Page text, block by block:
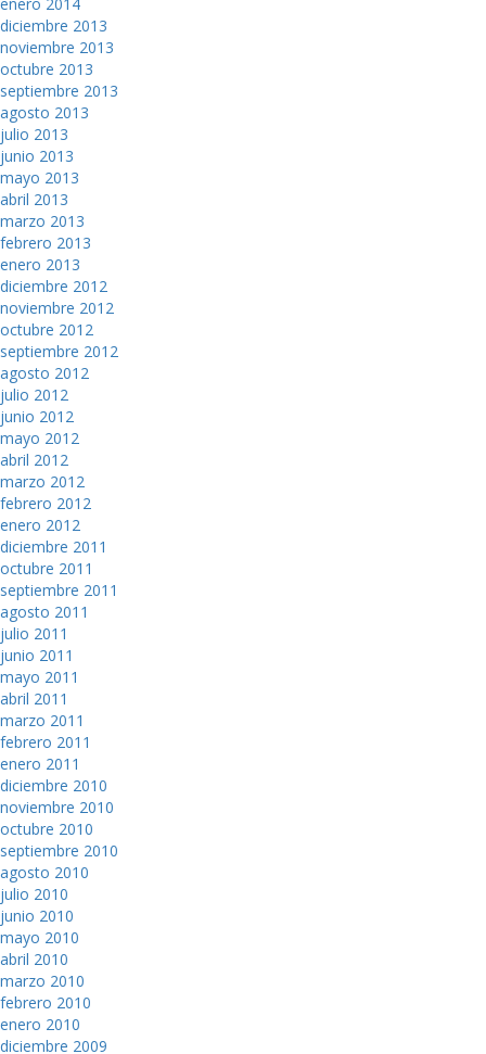
diciembre 2013
noviembre 2013
octubre 2013
septiembre 2013
agosto 2013
julio 2013
junio 2013
mayo 2013
abril 2013
marzo 2013
febrero 2013
enero 2013
diciembre 2012
noviembre 2012
octubre 2012
septiembre 2012
agosto 2012
julio 2012
junio 2012
mayo 2012
abril 2012
marzo 2012
febrero 2012
enero 2012
diciembre 2011
octubre 2011
septiembre 2011
agosto 2011
julio 2011
junio 2011
mayo 2011
abril 2011
marzo 2011
febrero 2011
enero 2011
diciembre 2010
noviembre 2010
octubre 2010
septiembre 2010
agosto 2010
julio 2010
junio 2010
mayo 2010
abril 2010
marzo 2010
febrero 2010
enero 2010
diciembre 2009